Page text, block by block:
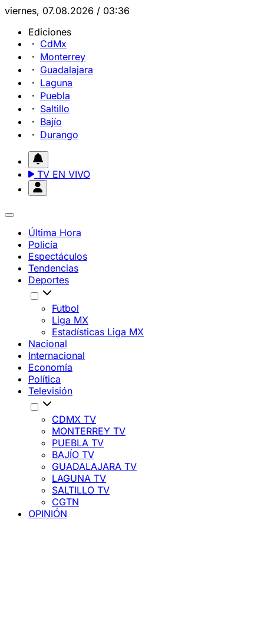
viernes, 07.08.2026 / 03:36
Ediciones
CdMx
Monterrey
Guadalajara
Laguna
Puebla
Saltillo
Bajío
Durango
TV EN VIVO
Última Hora
Policía
Espectáculos
Tendencias
Deportes
Futbol
Liga MX
Estadísticas Liga MX
Nacional
Internacional
Economía
Política
Televisión
CDMX TV
MONTERREY TV
PUEBLA TV
BAJÍO TV
GUADALAJARA TV
LAGUNA TV
SALTILLO TV
CGTN
OPINIÓN